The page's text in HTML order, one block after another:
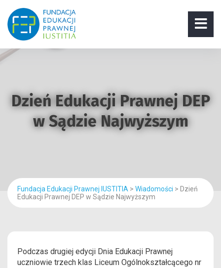
Dzień Edukacji Prawnej DEP
w Sądzie Najwyższym
Fundacja Edukacji Prawnej IUSTITIA > Wiadomości > Dzień
Edukacji Prawnej DEP w Sądzie Najwyższym
Podczas drugiej edycji Dnia Edukacji Prawnej
uczniowie trzech klas Liceum Ogólnokształcącego nr